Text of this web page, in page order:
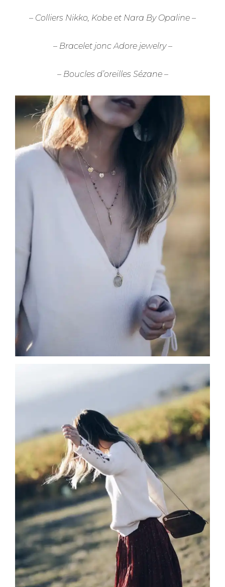
– Colliers Nikko, Kobe et Nara By Opaline –
– Bracelet jonc Adore jewelry –
– Boucles d’oreilles Sézane –